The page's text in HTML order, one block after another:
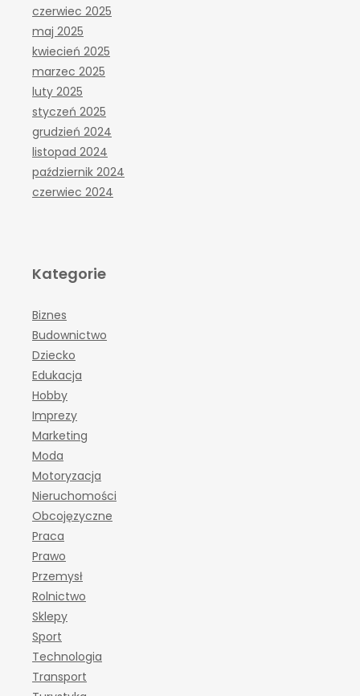
czerwiec 2025
maj 2025
kwiecień 2025
marzec 2025
luty 2025
styczeń 2025
grudzień 2024
listopad 2024
październik 2024
czerwiec 2024
Kategorie
Biznes
Budownictwo
Dziecko
Edukacja
Hobby
Imprezy
Marketing
Moda
Motoryzacja
Nieruchomości
Obcojęzyczne
Praca
Prawo
Przemysł
Rolnictwo
Sklepy
Sport
Technologia
Transport